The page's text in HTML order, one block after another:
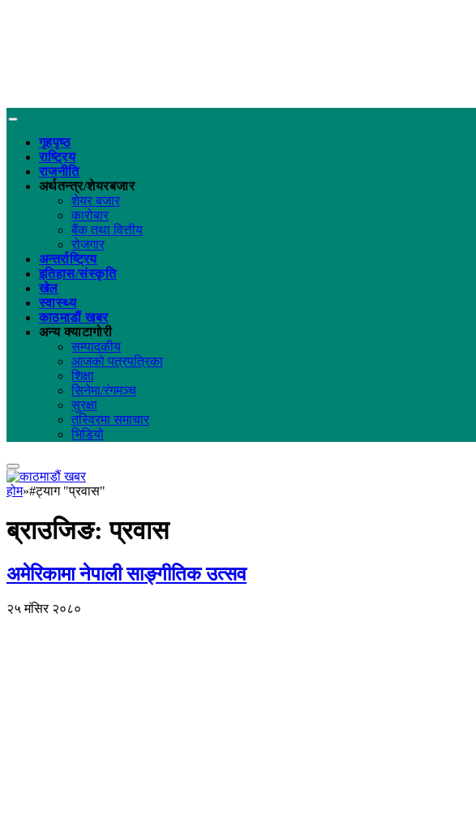
गृहपृष्ठ
राष्ट्रिय
राजनीति
अर्थतन्त्र/शेयरबजार
शेयर बजार
कारोबार
बैंक तथा वित्तीय
रोजगार
अन्तर्राष्ट्रिय
इतिहास/संस्कृति
खेल
स्वास्थ्य
काठमाडौं खबर
अन्य क्याटागोरी
सम्पादकीय
आजको पत्रपत्रिका
शिक्षा
सिनेमा/रंगमञ्च
सुरक्षा
तस्विरमा समाचार
भिडियो
होम»#ट्याग "प्रवास"
ब्राउजिङ:प्रवास
अमेरिकामा नेपाली साङ्गीतिक उत्सव
२५ मंसिर २०८०